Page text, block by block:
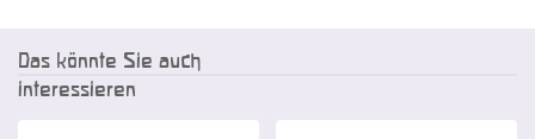
Das könnte Sie auch
interessieren